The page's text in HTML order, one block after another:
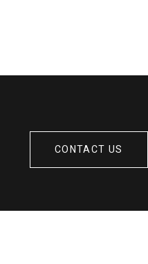
CONTACT US